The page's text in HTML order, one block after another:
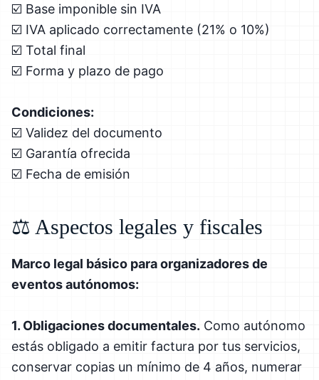
☑️ Base imponible sin IVA
☑️ IVA aplicado correctamente (21% o 10%)
☑️ Total final
☑️ Forma y plazo de pago
Condiciones:
☑️ Validez del documento
☑️ Garantía ofrecida
☑️ Fecha de emisión
⚖️ Aspectos legales y fiscales
Marco legal básico para organizadores de
eventos autónomos:
1. Obligaciones documentales. Como autónomo
estás obligado a emitir factura por tus servicios,
conservar copias un mínimo de 4 años, numerar